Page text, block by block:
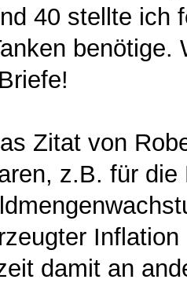
40 stellte ich
Zitat von
z.B. für
damit an